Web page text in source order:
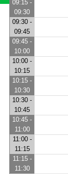
09:15 -
09:30
09:30 -
09:45
09:45 -
10:00
10:00 -
10:15
10:15 -
10:30
10:30 -
10:45
10:45 -
11:00
11:00 -
11:15
11:15 -
11:30